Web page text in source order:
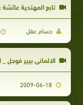
تابع المهتدية عائشة
حسام عقل
الالمانى بيير فوجل